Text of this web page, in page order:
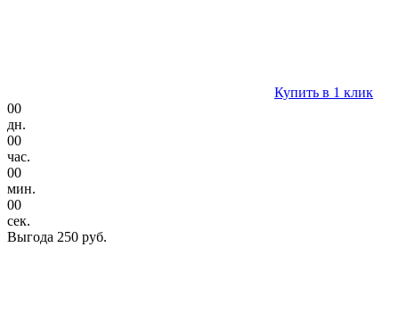
Купить в 1 клик
00
дн.
00
час.
00
мин.
00
сек.
Выгода 250 руб.